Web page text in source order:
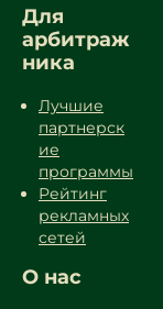
Для
арбитраж
ника
Лучшие
партнерск
ие
программы
Рейтинг
рекламных
сетей
О нас